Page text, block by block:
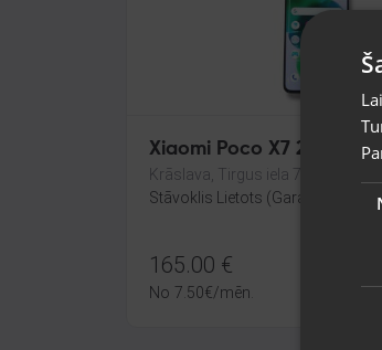
Xiaomi Poco X7 256GB
Krāslava, Tirgus iela 7
Stāvoklis Lietots (Garantija 6
165.00 €
No 7.50€/mēn.